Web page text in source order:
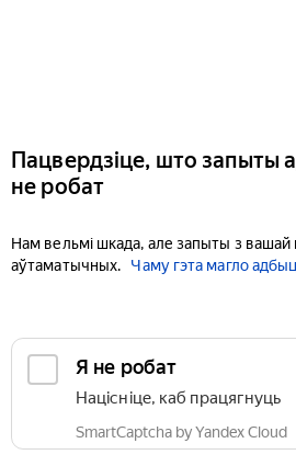
Пацвердзіце, што запыты
не робат
Нам вельмі шкада, але запыты з
аўтаматычных.
Чаму гэта магло
Я не робат
Націсніце, каб працягнуць
SmartCaptcha by Yandex Cloud